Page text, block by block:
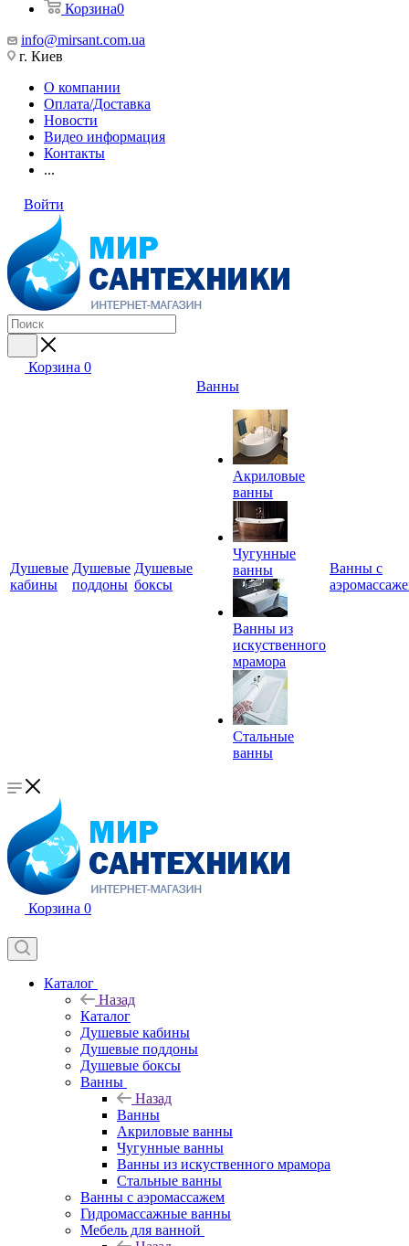
Корзина0
info@mirsant.com.ua
г. Киев
О компании
Оплата/Доставка
Новости
Видео информация
Контакты
...
Войти
Корзина 0
Душевые
кабины
Душевые
поддоны
Душевые
боксы
Ванны
Акриловые
ванны
Чугунные
ванны
Ванны из
искуственного
мрамора
Стальные
ванны
Ванны с
Корзина 0
Каталог
Назад
Каталог
Душевые кабины
Душевые поддоны
Душевые боксы
Ванны
Назад
Ванны
Акриловые ванны
Чугунные ванны
Ванны из искуственного мрамора
Стальные ванны
Ванны с аэромассажем
Гидромассажные ванны
Мебель для ванной